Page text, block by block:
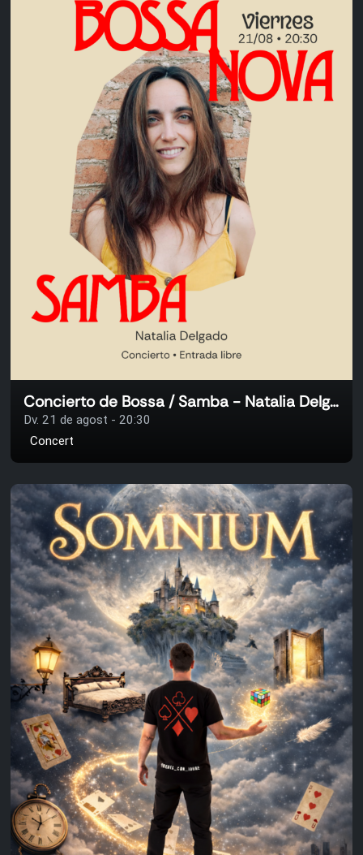
Concierto de Bossa / Samba - Natalia Delgado
Dv. 21 de agost - 20:30
Concert